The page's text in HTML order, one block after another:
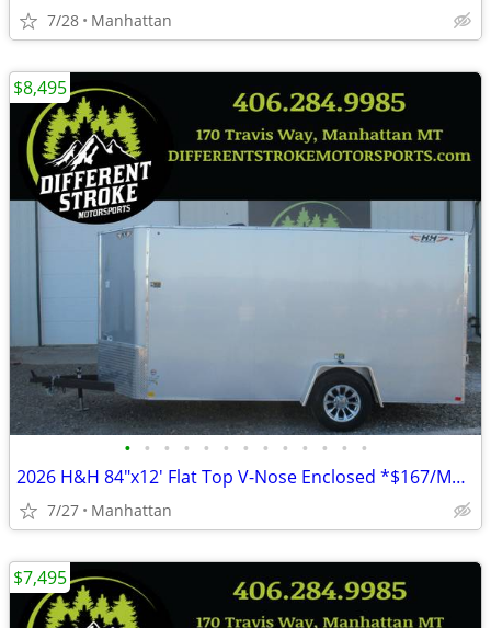
7/28 Manhattan
• • • • • • • • • • • • •
2026 H&H 84"x12' Flat Top V-Nose Enclosed *$167/Month OAC $0 Down*
7/27 Manhattan
$8,495
$7,495